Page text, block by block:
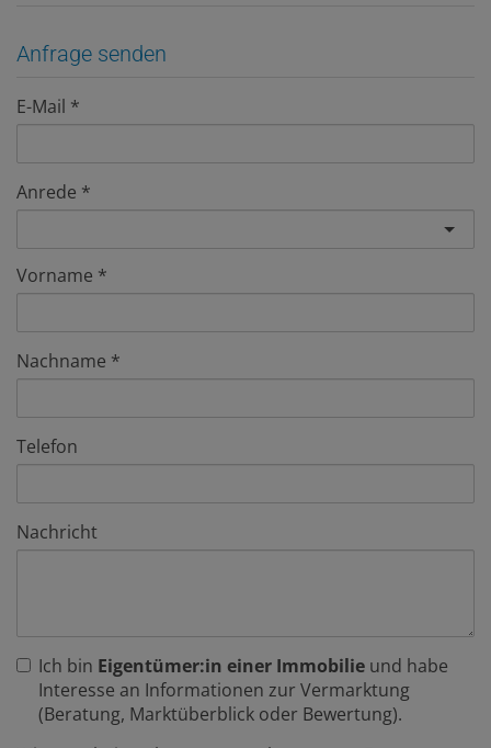
Anfrage senden
E-Mail
Anrede
Vorname
Nachname
Telefon
Nachricht
Ich bin Eigentümer:in einer Immobilie und habe
Interesse an Informationen zur Vermarktung
(Beratung, Marktüberblick oder Bewertung).